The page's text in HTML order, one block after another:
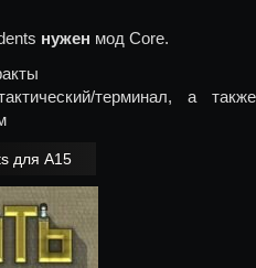
нужен мод Core.
терминал, а также
для A15